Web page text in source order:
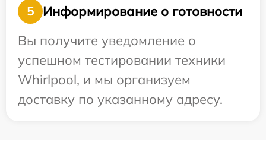
5
Информирование о готовности
Вы получите уведомление о
успешном тестировании техники
Whirlpool, и мы организуем
доставку по указанному адресу.